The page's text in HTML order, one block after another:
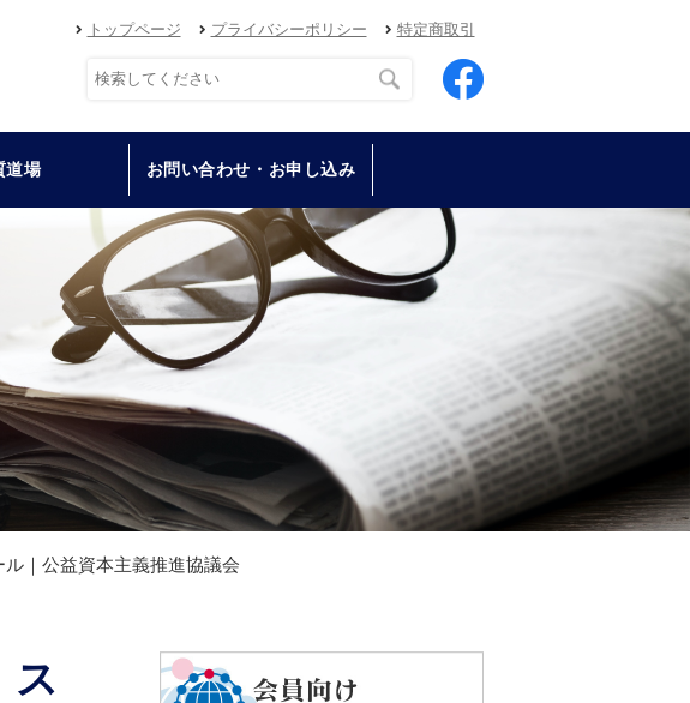
トップページ プライバシーポリシー 特定商取引
道場 お問い合わせ・お申し込み
ル｜公益資本主義推進協議会
ス